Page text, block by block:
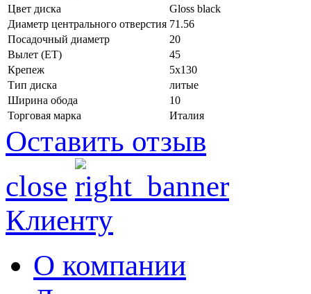
Цвет диска
Gloss black
Диаметр центрального отверстия 71.56
Посадочный диаметр
20
Вылет (ET)
45
Крепеж
5x130
Тип диска
литые
Ширина обода
10
Торговая марка
Италия
Оставить отзыв
close
Клиенту
О компании